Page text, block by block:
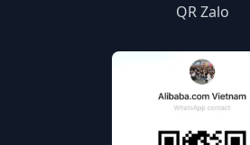
QR Zalo